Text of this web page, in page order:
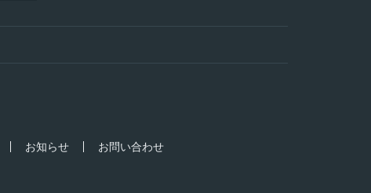
お知らせ お問い合わせ